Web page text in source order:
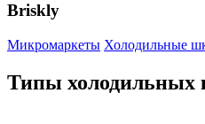
Briskly
Микромаркеты Холодильные
Типы холодильных